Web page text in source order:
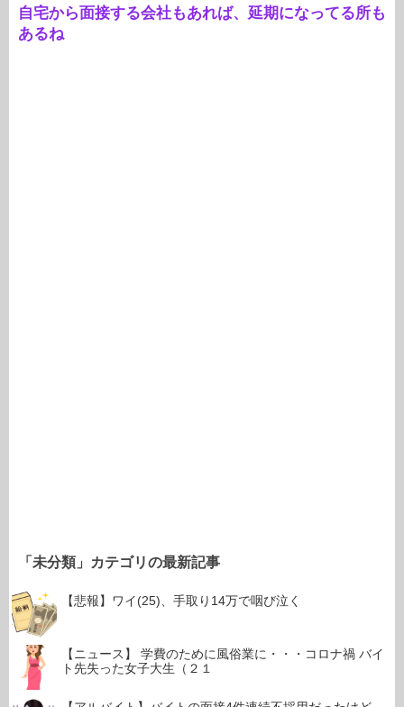
自宅から面接する会社もあれば、延期になってる所も
あるね
「未分類」カテゴリの最新記事
【悲報】ワイ(25)、手取り14万で咽び泣く
【ニュース】 学費のために風俗業に・・・コロナ禍 バイ
ト先失った女子大生（２１